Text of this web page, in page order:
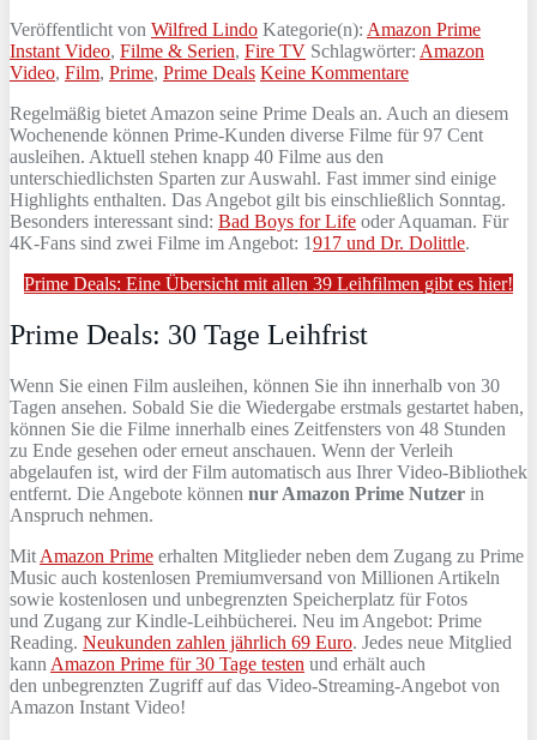
Veröffentlicht von Wilfred Lindo Kategorie(n): Amazon Prime
Instant Video, Filme & Serien, Fire TV Schlagwörter: Amazon
Video, Film, Prime, Prime Deals Keine Kommentare
Regelmäßig bietet Amazon seine Prime Deals an. Auch an diesem
Wochenende können Prime-Kunden diverse Filme für 97 Cent
ausleihen. Aktuell stehen knapp 40 Filme aus den
unterschiedlichsten Sparten zur Auswahl. Fast immer sind einige
Highlights enthalten. Das Angebot gilt bis einschließlich Sonntag.
Besonders interessant sind: Bad Boys for Life oder Aquaman. Für
4K-Fans sind zwei Filme im Angebot: 1917 und Dr. Dolittle.
Prime Deals: Eine Übersicht mit allen 39 Leihfilmen gibt es hier!
Prime Deals: 30 Tage Leihfrist
Wenn Sie einen Film ausleihen, können Sie ihn innerhalb von 30
Tagen ansehen. Sobald Sie die Wiedergabe erstmals gestartet haben,
können Sie die Filme innerhalb eines Zeitfensters von 48 Stunden
zu Ende gesehen oder erneut anschauen. Wenn der Verleih
abgelaufen ist, wird der Film automatisch aus Ihrer Video-Bibliothek
entfernt. Die Angebote können nur Amazon Prime Nutzer in
Anspruch nehmen.
Mit Amazon Prime erhalten Mitglieder neben dem Zugang zu Prime
Music auch kostenlosen Premiumversand von Millionen Artikeln
sowie kostenlosen und unbegrenzten Speicherplatz für Fotos
und Zugang zur Kindle-Leihbücherei. Neu im Angebot: Prime
Reading. Neukunden zahlen jährlich 69 Euro. Jedes neue Mitglied
kann Amazon Prime für 30 Tage testen und erhält auch
den unbegrenzten Zugriff auf das Video-Streaming-Angebot von
Amazon Instant Video!